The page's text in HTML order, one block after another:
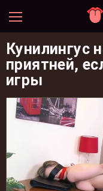
Кунилингус
приятней,
игры